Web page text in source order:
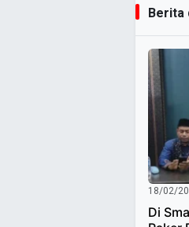
Berita
18/02/
Di